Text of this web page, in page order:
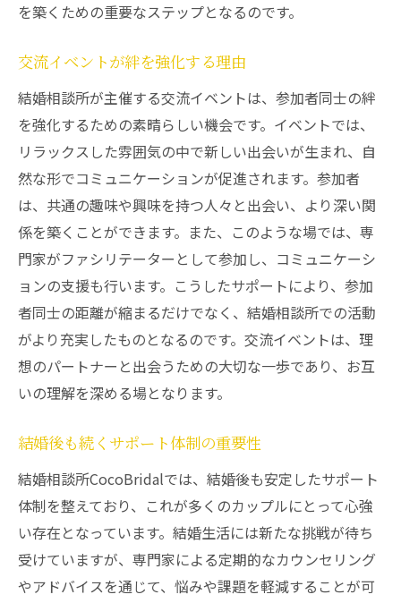
を築くための重要なステップとなるのです。
交流イベントが絆を強化する理由
結婚相談所が主催する交流イベントは、参加者同士の絆
を強化するための素晴らしい機会です。イベントでは、
リラックスした雰囲気の中で新しい出会いが生まれ、自
然な形でコミュニケーションが促進されます。参加者
は、共通の趣味や興味を持つ人々と出会い、より深い関
係を築くことができます。また、このような場では、専
門家がファシリテーターとして参加し、コミュニケーシ
ョンの支援も行います。こうしたサポートにより、参加
者同士の距離が縮まるだけでなく、結婚相談所での活動
がより充実したものとなるのです。交流イベントは、理
想のパートナーと出会うための大切な一歩であり、お互
いの理解を深める場となります。
結婚後も続くサポート体制の重要性
結婚相談所CocoBridalでは、結婚後も安定したサポート
体制を整えており、これが多くのカップルにとって心強
い存在となっています。結婚生活には新たな挑戦が待ち
受けていますが、専門家による定期的なカウンセリング
やアドバイスを通じて、悩みや課題を軽減することが可